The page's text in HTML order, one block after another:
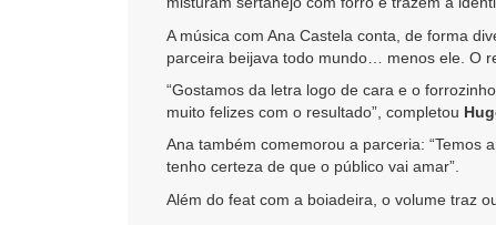
A música com Ana Castela conta, de forma
parceira beijava todo mundo… menos ele. O
“Gostamos da letra logo de cara e o
muito felizes com o resultado”, completou
Ana também comemorou a parceria: “Temos
tenho certeza de que o público vai amar”.
Além do feat com a boiadeira, o volume traz